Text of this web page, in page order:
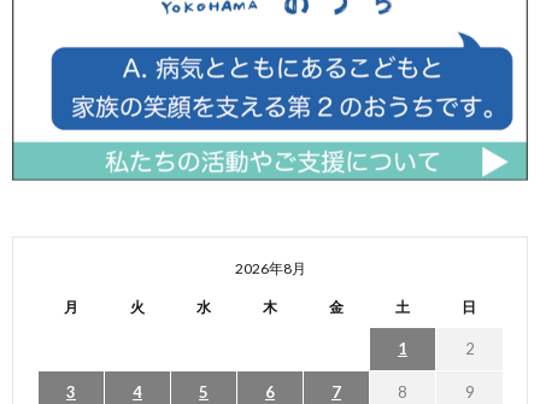
2026年8月
月 火 水 木 金 土 日
1 2
3 4 5 6 7 8 9